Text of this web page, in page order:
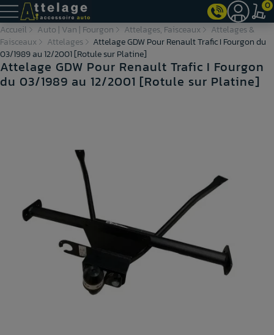
0
Accueil
Auto | Van | Fourgon Attelages, Faisceaux
Attelages &
Faisceaux
Attelages
Attelage GDW Pour Renault Trafic I Fourgon du
03/1989 au 12/2001 [Rotule sur Platine]
Attelage GDW Pour Renault Trafic I Fourgon
du 03/1989 au 12/2001 [Rotule sur Platine]